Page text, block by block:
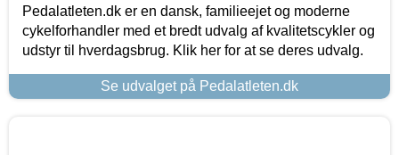
Pedalatleten.dk er en dansk, familieejet og moderne
cykelforhandler med et bredt udvalg af kvalitetscykler og
udstyr til hverdagsbrug. Klik her for at se deres udvalg.
Se udvalget på Pedalatleten.dk